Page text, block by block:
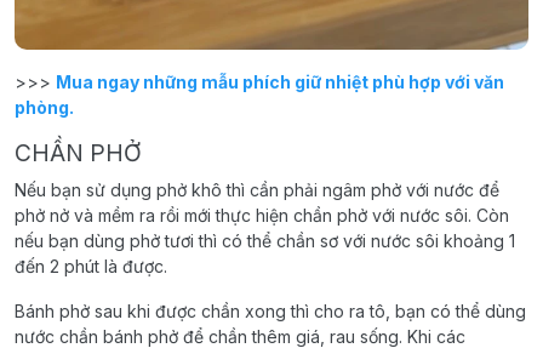
>>> Mua ngay những mẫu phích giữ nhiệt phù hợp với văn
phòng.
CHẦN PHỞ
Nếu bạn sử dụng phở khô thì cần phải ngâm phở với nước để
phở nở và mềm ra rồi mới thực hiện chần phở với nước sôi. Còn
nếu bạn dùng phở tươi thì có thể chần sơ với nước sôi khoảng 1
đến 2 phút là được.
Bánh phở sau khi được chần xong thì cho ra tô, bạn có thể dùng
nước chần bánh phở để chần thêm giá, rau sống. Khi các